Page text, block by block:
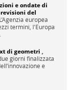
e ondate di
del
L’Agenzia europea
termini, l'Europa
di geometri ,
giorni finalizzata
e